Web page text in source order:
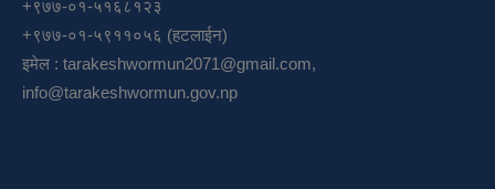
+९७७-०१-५१६८१२३
+९७७-०१-५९११०५६ (हटलाईन)
इमेल : tarakeshwormun2071@gmail.com,
info@tarakeshwormun.gov.np